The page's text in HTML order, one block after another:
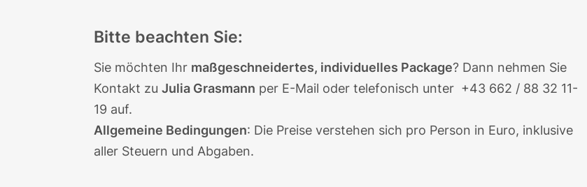
Bitte beachten Sie:
Sie möchten Ihr maßgeschneidertes, individuelles Package? Dann nehmen Sie
Kontakt zuJulia Grasmann per E-Mail oder telefonisch unter +43 662 / 88 32 11-
19 auf.
Allgemeine Bedingungen: Die Preise verstehen sich pro Person in Euro, inklusive
aller Steuern und Abgaben.